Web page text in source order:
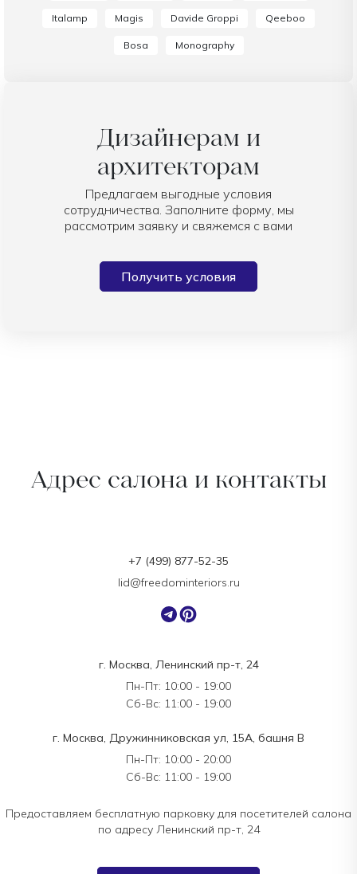
Italamp Magis Davide Groppi Qeeboo
Bosa Monography
Дизайнерам и
архитекторам
Предлагаем выгодные условия
сотрудничества. Заполните форму, мы
рассмотрим заявку и свяжемся с вами
Получить условия
Адрес салона и контакты
г. Москва, Ленинский пр-т, 24
Пн-Пт: 10:00 - 19:00
Сб-Вс: 11:00 - 19:00
г. Москва, Дружинниковская ул, 15А, башня В
Пн-Пт: 10:00 - 20:00
Сб-Вс: 11:00 - 19:00
Предоставляем бесплатную парковку для посетителей салона
по адресу Ленинский пр-т, 24
+7 (499) 877-52-35
lid@freedominteriors.ru